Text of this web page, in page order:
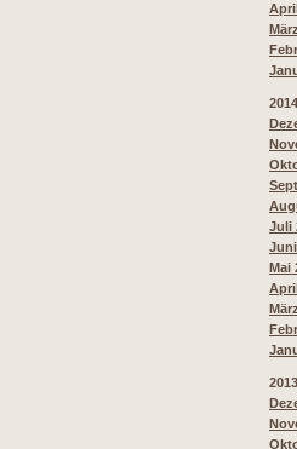
2014
Juli
Mai
2013